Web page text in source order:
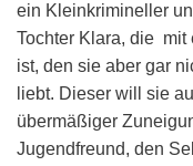
ein Kleinkrimineller
Tochter Klara, die mit
ist, den sie aber gar
liebt. Dieser will sie
übermäßiger
Jugendfreund, den